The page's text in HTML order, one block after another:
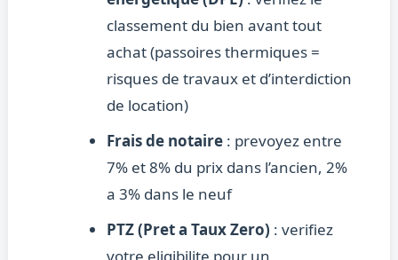
classement du bien avant tout
achat (passoires thermiques =
risques de travaux et d’interdiction
de location)
Frais de notaire: prevoyez entre
7% et 8% du prix dans l’ancien, 2%
a 3% dans le neuf
PTZ (Pret a Taux Zero) : verifiez